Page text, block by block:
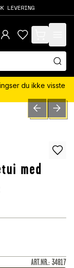
LEVERING
items in cart,
du ikke visste
PREVIOUSNEXT
med
ART.NR.: 34817